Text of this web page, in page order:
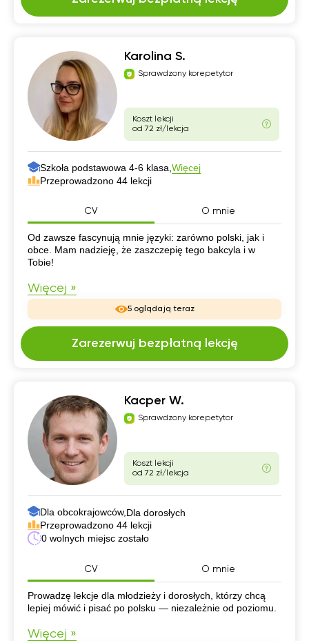
Karolina S.
Sprawdzony korepetytor
Koszt lekcji
od 72 zł/lekcja
Szkoła podstawowa 4-6 klasa, Więcej
Przeprowadzono 44 lekcji
CV O mnie
CV
Od zawsze fascynują mnie języki: zarówno polski, jak i
obce. Mam nadzieję, że zaszczepię tego bakcyla i w
Tobie!
Więcej »
5 oglądają teraz
Zarezerwuj bezpłatną lekcję
Kacper W.
Sprawdzony korepetytor
Koszt lekcji
od 72 zł/lekcja
Dla obcokrajowców, Dla dorosłych
Przeprowadzono 44 lekcji
0 wolnych miejsc zostało
CV O mnie
CV
Prowadzę lekcje dla młodzieży i dorosłych, którzy chcą
lepiej mówić i pisać po polsku — niezależnie od poziomu.
Więcej »